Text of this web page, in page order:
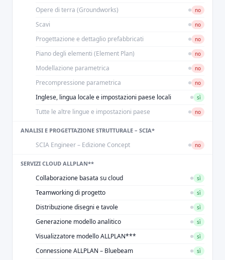
Opere di terra (Groundworks) no
Scavi no
Progettazione e dettaglio prefabbricati no
Piano degli elementi (Element Plan) no
Modellazione parametrica no
Precompressione parametrica no
Inglese, lingua locale e impostazioni paese locali sì
Tutte le altre lingue e impostazioni paese no
ANALISI E PROGETTAZIONE STRUTTURALE – SCIA*
SCIA Engineer – Edizione Concept no
SERVIZI CLOUD ALLPLAN**
Collaborazione basata su cloud sì
Teamworking di progetto sì
Distribuzione disegni e tavole sì
Generazione modello analitico sì
Visualizzatore modello ALLPLAN*** sì
Connessione ALLPLAN – Bluebeam sì